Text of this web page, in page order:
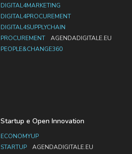
DIGITAL4MARKETING
DIGITAL4PROCUREMENT
DIGITAL4SUPPLYCHAIN
PROCUREMENT
AGENDADIGITALE.EU
PEOPLE&CHANGE360
Startup e Open Innovation
ECONOMYUP
STARTUP
AGENDADIGITALE.EU